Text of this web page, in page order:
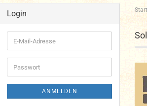
Login
E-
Mail-
Adresse
Passwort
ANMELDEN